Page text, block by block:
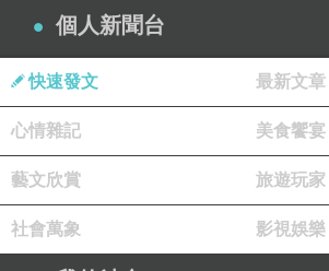
2.烤鴨
個人新聞台
快速發文 最新文章
心情雜記 美食饗宴
藝文欣賞 旅遊玩家
社會萬象 影視娛樂